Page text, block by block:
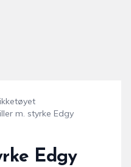
m. styrke Edgy
Edgy